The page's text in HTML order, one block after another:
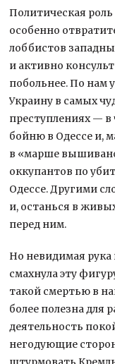
Политическая
особенно
лоббистов
и активно
побольнее. По нам
Украину в самых
преступлениях —
бойню в Одессе и,
в «марше
оккупантов по
Одессе. Другими
и, останься в
перед ним.
Но невидимая
смахнула эту
такой смертью в
более полезна для
деятельность
негодующие